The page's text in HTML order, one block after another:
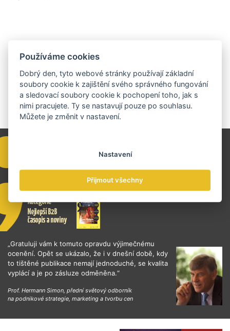
„Gratuluji vám k tomuto opravdu výjimečnému
ocenění. Opět se ukázalo, že i v dnešní době, kdy
to tištěné publikace nemají jednoduché, se kvalita
vyplácí a je po zásluze odměněna.“
Prof. Hermann Simon, přední světový odborník
na podnikové strategie, marketing a tvorbu cen
Používáme cookies
Dobrý den, tyto webové stránky používají základní
soubory cookie k zajištění svého správného fungování
a sledovací soubory cookie k pochopení toho, jak s
nimi pracujete. Ty se nastavují pouze po souhlasu.
Můžete je změnit v nastavení.
Nastavení
Přijmout všechny